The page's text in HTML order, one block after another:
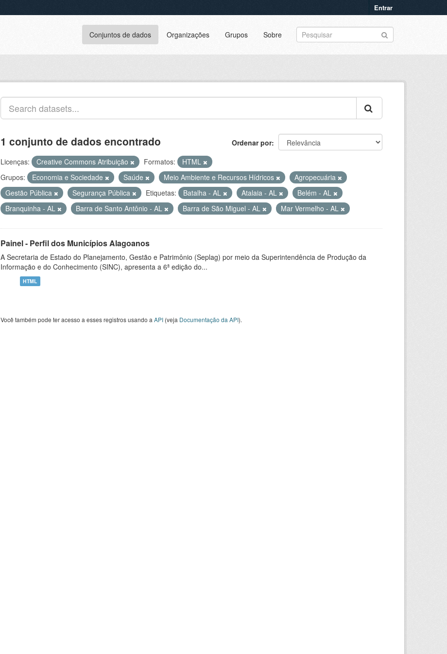
Entrar
Conjuntos de dados Organizações Grupos Sobre
Ordenar por
1 conjunto de dados encontrado
Licenças: Creative Commons Atribuição Formatos:
HTML
Grupos:
Economia e Sociedade Saúde Meio Ambiente e Recursos Hídricos
Agropecuária
Gestão Pública
Segurança Pública Etiquetas: Batalha - AL Atalaia - AL
Belém - AL
Branquinha - AL
Barra de Santo Antônio - AL Barra de São Miguel - AL Mar Vermelho - AL
Painel - Perfil dos Municípios Alagoanos
A Secretaria de Estado do Planejamento, Gestão e Patrimônio (Seplag) por meio da Superintendência de Produção da
Informação e do Conhecimento (SINC), apresenta a 6ª edição do...
HTML
Você também pode ter acesso a esses registros usando a API (veja Documentação da API).